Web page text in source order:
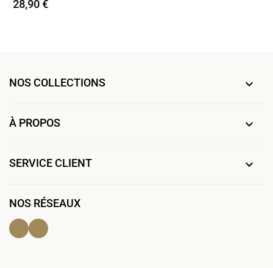
28,90 €
NOS COLLECTIONS 
À PROPOS 
SERVICE CLIENT 
NOS RÉSEAUX
Facebook